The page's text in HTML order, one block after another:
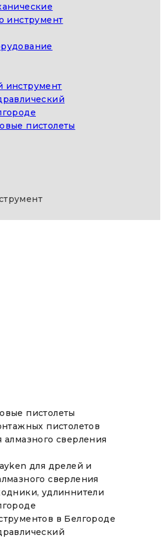
инструмент
инструмент
пистолеты
пистолеты
пистолетов
алмазного сверления
для дрелей и
сверления
удлиннители
в Белгороде